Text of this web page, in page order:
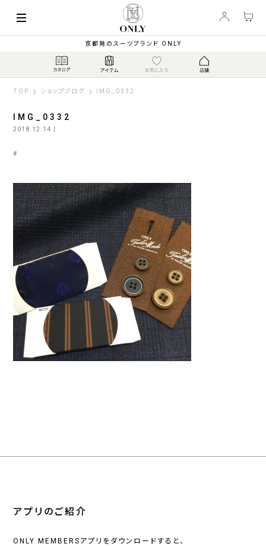
京都発のスーツブランド ONLY
TOP ショップブログ IMG_0332
IMG_0332
2018.12.14 |
#
アプリのご紹介
ONLY MEMBERSアプリをダウンロードすると、